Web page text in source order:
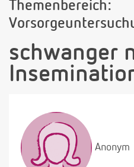
Themenbereich:
schwanger
Anonym